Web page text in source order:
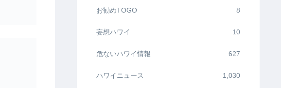
お勧めTOGO 8
妄想ハワイ 10
危ないハワイ情報 627
ハワイニュース 1,030